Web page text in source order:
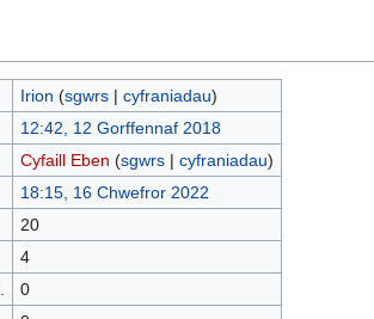
Irion (sgwrs| cyfraniadau)
12:42, 12 Gorffennaf 2018
Cyfaill Eben (sgwrs| cyfraniadau)
18:15, 16 Chwefror 2022
20
4
0